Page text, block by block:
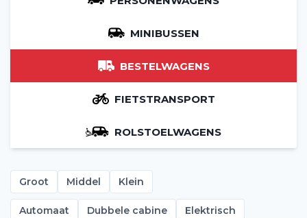
MINIBUSSEN
BESTELWAGENS
FIETSTRANSPORT
ROLSTOELWAGENS
Groot Middel Klein
Automaat Dubbele cabine Elektrisch